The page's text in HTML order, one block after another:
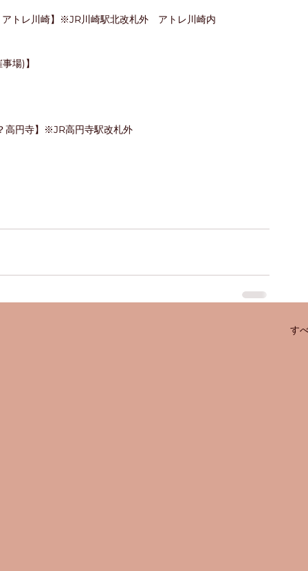
トレ川崎】※JR川崎駅北改札外　アトレ川崎内
場)】
高円寺】※JR高円寺駅改札外
す